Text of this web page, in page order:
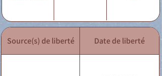
Source(s) de liberté Date de liberté